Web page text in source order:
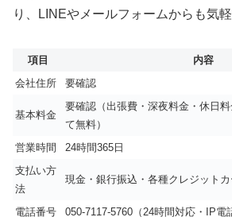
り、LINEやメールフォームからも気
項目
内容
会社住所
要確認
基本料金
要確認（出張費・深夜料金・休日
て無料）
営業時間
24時間365日
支払い方
法
現金・銀行振込・各種クレジットカ
電話番号
050-7117-5760（24時間対応・IP電